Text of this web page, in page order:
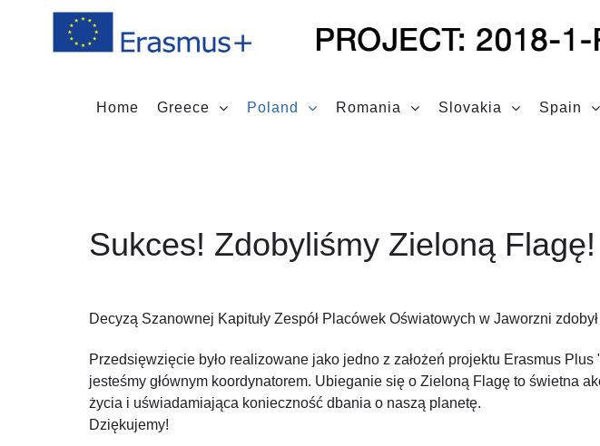
Home Greece Poland Romania Slovakia Spain
Sukces! Zdobyliśmy Zieloną Flagę!
Decyzą Szanownej Kapituły Zespół Placówek Oświatowych w Jaworzni
Przedsięwzięcie było realizowane jako jedno z założeń projektu Erasmus
jesteśmy głównym koordynatorem. Ubieganie się o Zieloną Flagę to świetna
życia i uświadamiająca konieczność dbania o naszą planetę.
Dziękujemy!